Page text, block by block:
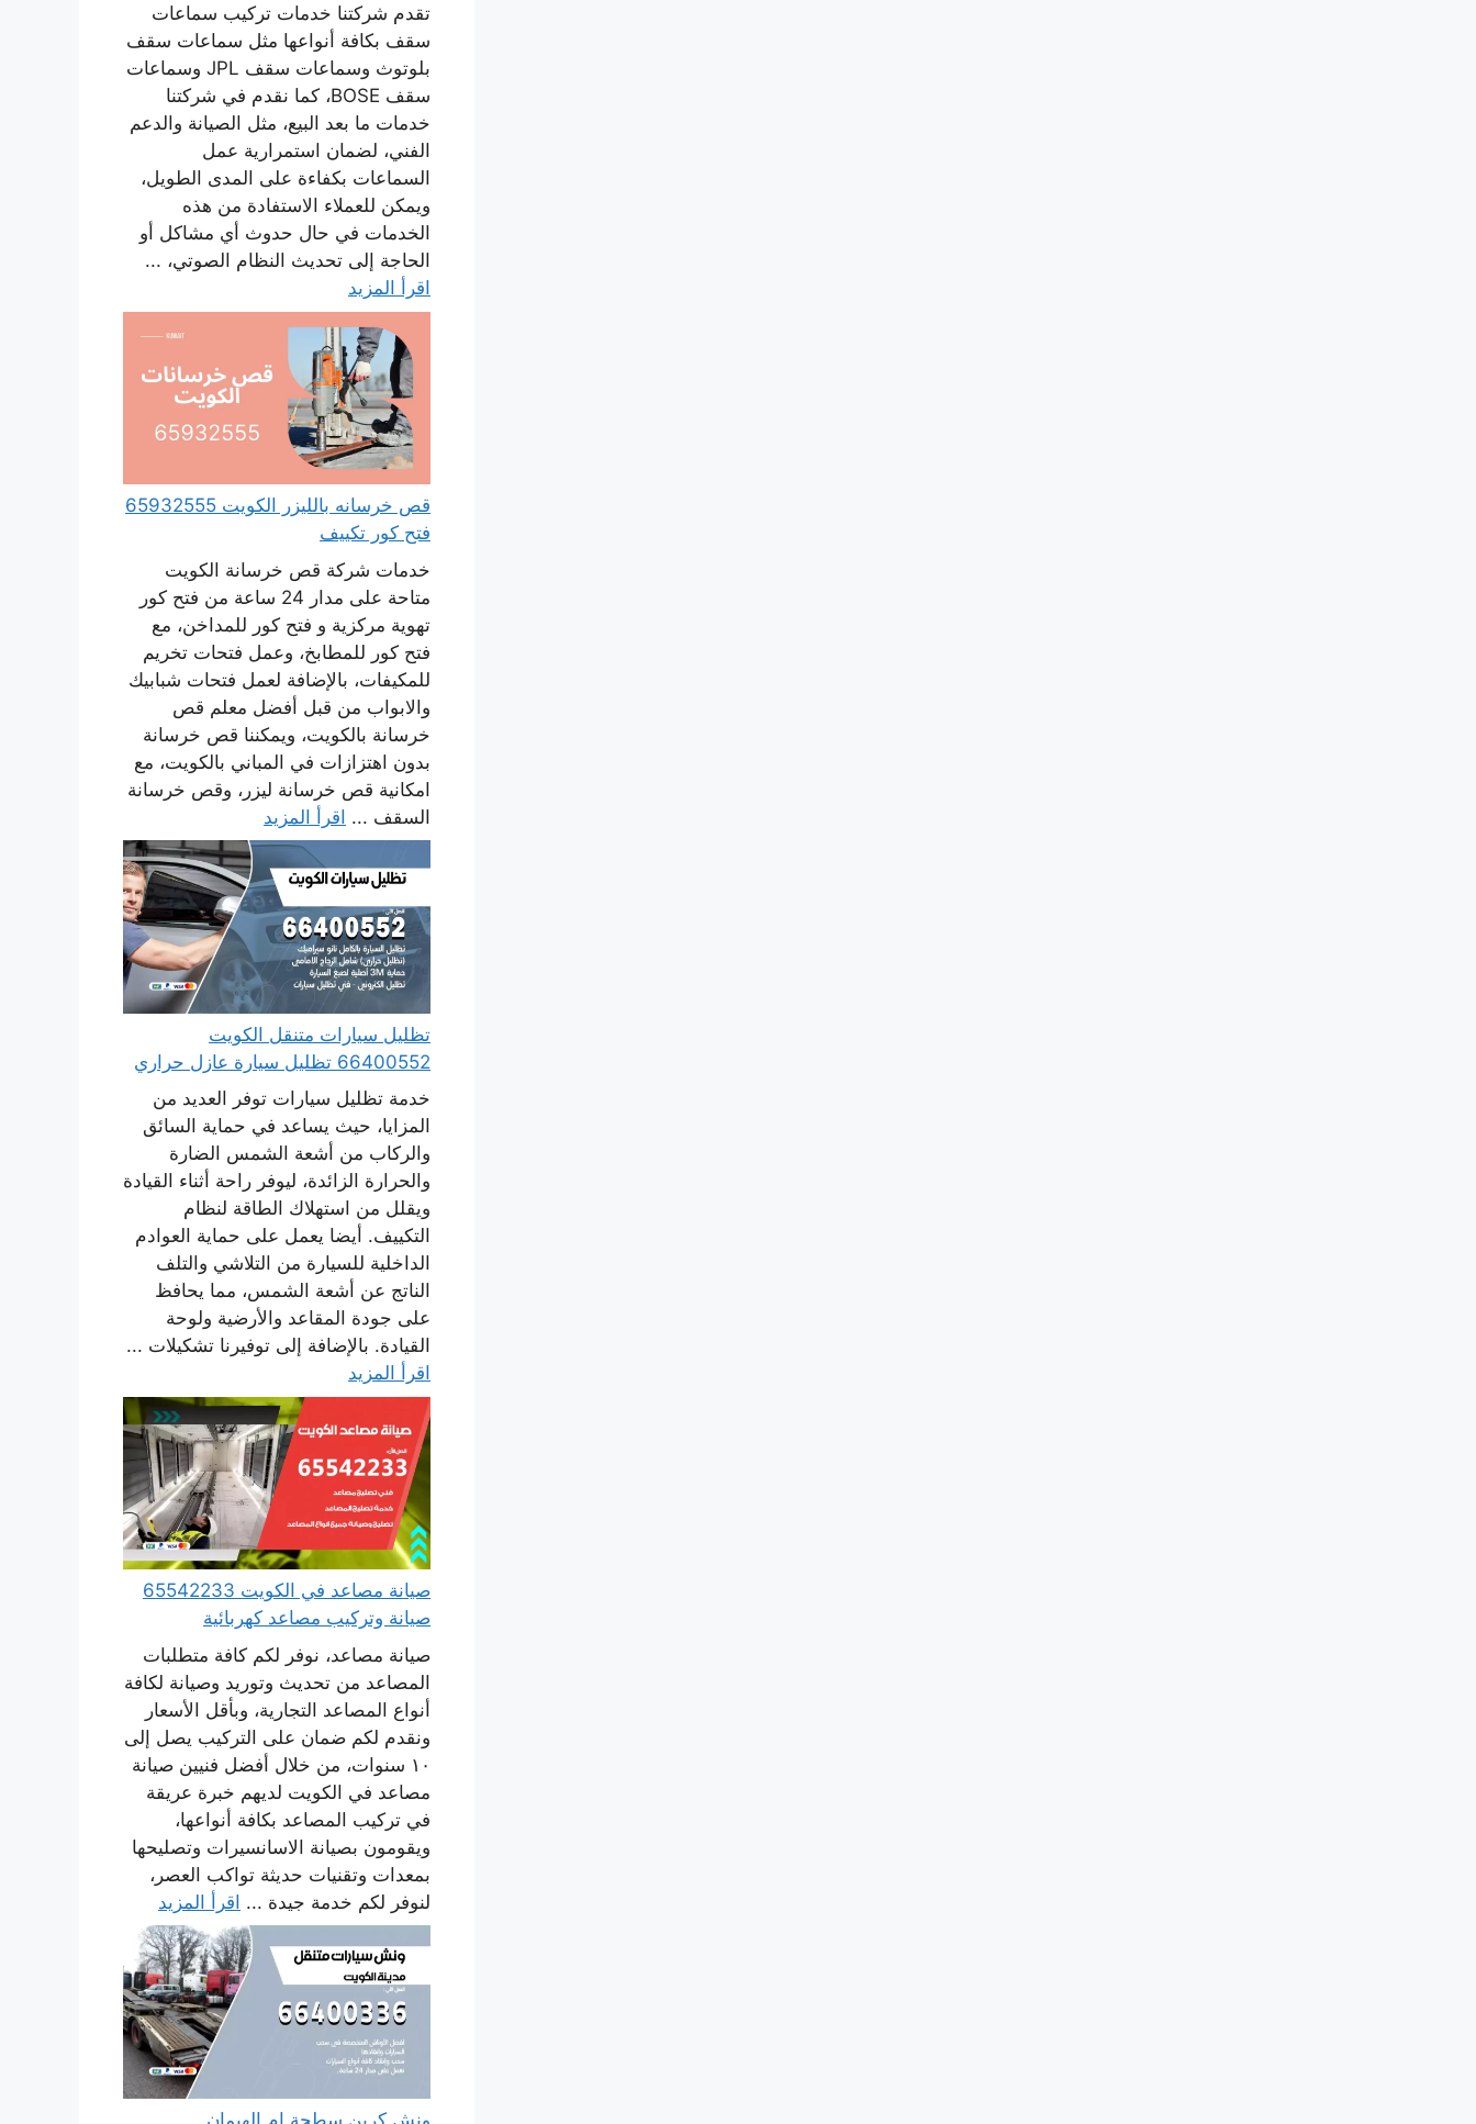
تقدم شركتنا خدمات تركيب سماعات
سقف بكافة أنواعها مثل سماعات سقف
بلوتوث وسماعات سقف JPL وسماعات
سقف BOSE، كما نقدم في شركتنا
خدمات ما بعد البيع، مثل الصيانة والدعم
الفني، لضمان استمرارية عمل
السماعات بكفاءة على المدى الطويل،
ويمكن للعملاء الاستفادة من هذه
الخدمات في حال حدوث أي مشاكل أو
الحاجة إلى تحديث النظام الصوتي، ...
اقرأ المزيد
قص خرسانه بالليزر الكويت 65932555
فتح كور تكييف
خدمات شركة قص خرسانة الكويت
متاحة على مدار 24 ساعة من فتح كور
تهوية مركزية و فتح كور للمداخن، مع
فتح كور للمطابخ، وعمل فتحات تخريم
للمكيفات، بالإضافة لعمل فتحات شبابيك
والابواب من قبل أفضل معلم قص
خرسانة بالكويت، ويمكننا قص خرسانة
بدون اهتزازات في المباني بالكويت، مع
امكانية قص خرسانة ليزر، وقص خرسانة
السقف ... اقرأ المزيد
تظليل سيارات متنقل الكويت
66400552 تظليل سيارة عازل حراري
خدمة تظليل سيارات توفر العديد من
المزايا، حيث يساعد في حماية السائق
والركاب من أشعة الشمس الضارة
والحرارة الزائدة، ليوفر راحة أثناء القيادة
ويقلل من استهلاك الطاقة لنظام
التكييف. أيضا يعمل على حماية العوادم
الداخلية للسيارة من التلاشي والتلف
الناتج عن أشعة الشمس، مما يحافظ
على جودة المقاعد والأرضية ولوحة
القيادة. بالإضافة إلى توفيرنا تشكيلات ...
اقرأ المزيد
صيانة مصاعد في الكويت 65542233
صيانة وتركيب مصاعد كهربائية
صيانة مصاعد، نوفر لكم كافة متطلبات
المصاعد من تحديث وتوريد وصيانة لكافة
أنواع المصاعد التجارية، وبأقل الأسعار
ونقدم لكم ضمان على التركيب يصل إلى
١٠ سنوات، من خلال أفضل فنيين صيانة
مصاعد في الكويت لديهم خبرة عريقة
في تركيب المصاعد بكافة أنواعها،
ويقومون بصيانة الاسانسيرات وتصليحها
بمعدات وتقنيات حديثة تواكب العصر،
لنوفر لكم خدمة جيدة ... اقرأ المزيد
ونش كرين سطحة ام الهيمان